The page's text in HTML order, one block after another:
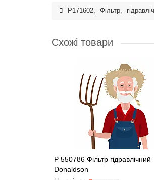
P171602, Фільтр,
Схожі товари
P 550786 Фільтр гідравлічний
Donaldson